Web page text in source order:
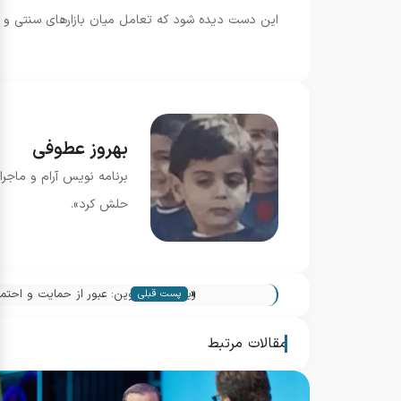
این دست دیده شود که تعامل میان بازارهای سنتی و
بهروز عطوفی
برنامه نویس آرام و
حلش کرد».
« پست قبلی
ریزش بیت کوین: عبور از حمایت و احتمال نزول تا
مقالات مرتبط